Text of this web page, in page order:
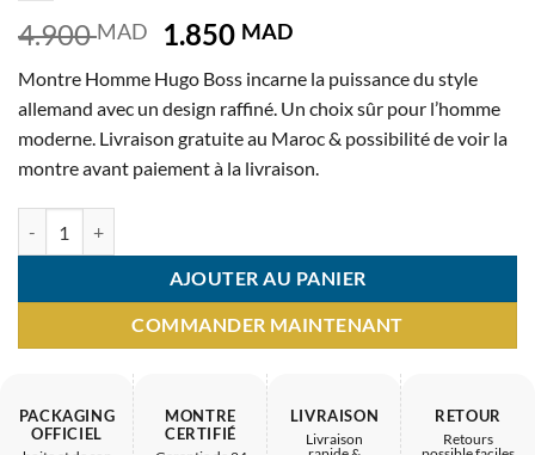
4.900MAD
Le
initial
était :
4.900 MAD.
1.850 MADLe
actuel
est :
1.850 MAD.
Montre Homme Hugo Boss incarne la puissance du style
allemand avec un design raffiné. Un choix sûr pour l’homme
moderne. Livraison gratuite au Maroc & possibilité de voir la
montre avant paiement à la livraison.
AJOUTER AU PANIER
COMMANDER MAINTENANT
PACKAGING
OFFICIEL
MONTRE
CERTIFIÉ
LIVRAISON
Livraison
RETOUR
Retours